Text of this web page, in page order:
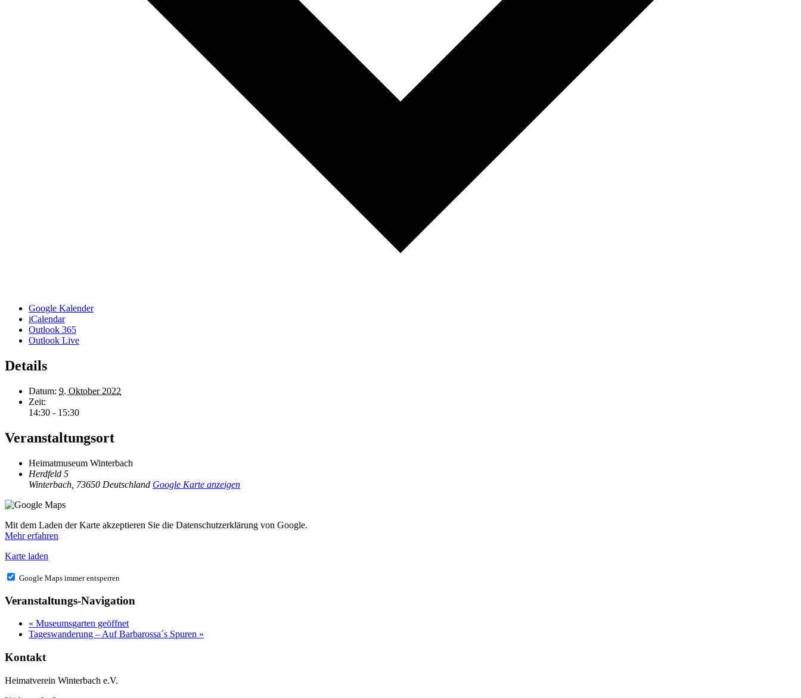
Google Kalender
iCalendar
Outlook 365
Outlook Live
Details
Datum: 9. Oktober 2022
Zeit:
14:30 - 15:30
Veranstaltungsort
Heimatmuseum Winterbach
Herdfeld 5
Winterbach 73650 Deutschland Google Karte anzeigen
Mit dem Laden der Karte akzeptieren Sie die Datenschutzerklärung von Google.
Mehr erfahren
Karte laden
Google Maps immer entsperren
Veranstaltungs-Navigation
« Museumsgarten geöffnet
Tageswanderung – Auf Barbarossa´s Spuren »
Kontakt
Heimatverein Winterbach e.V.